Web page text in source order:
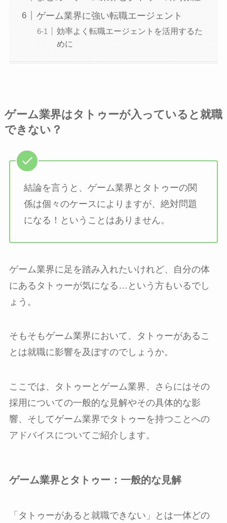
ゲーム業界に強い転職エージェント
効率よく転職エージェントを活用するた
めに
ゲーム業界はタトゥーが入っていると就職
できない？
結論を言うと、ゲーム業界とタトゥーの関
係は個々のケースによりますが、絶対問題
になる！ということはありません。
ゲーム業界に足を踏み入れたいけれど、自分の体
にあるタトゥーが気になる…という方もいるでし
ょう。
そもそもゲーム業界において、タトゥーがあるこ
とは就職に影響を及ぼすのでしょうか。
ここでは、タトゥーとゲーム業界、さらにはその
採用についての一般的な見解やその具体的な影
響、そしてゲーム業界でタトゥーを持つことへの
アドバイスについてご紹介します。
ゲーム業界とタトゥー：一般的な見解
「タトゥーがあると就職できない」とは一体どの